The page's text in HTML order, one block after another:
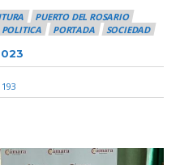
PUERTO DEL ROSARIO
POLITICA PORTADA SOCIEDAD
193